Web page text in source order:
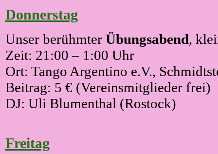
Donnerstag
Unser berühmter Übungsabend,
Zeit: 21:00 – 1:00 Uhr
Ort: Tango Argentino e.V.,
Beitrag: 5 € (Vereinsmitglieder frei)
DJ: Uli Blumenthal (Rostock)
Freitag